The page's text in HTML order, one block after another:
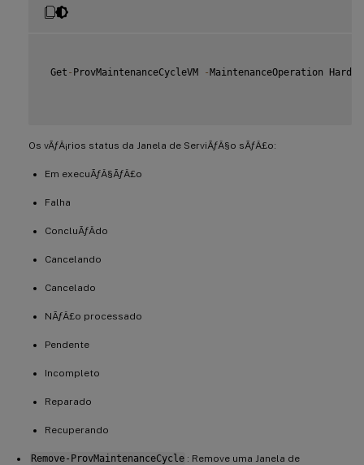
Get - ProvMaintenanceCycleVM -MaintenanceOperation
Os vÃƒÂ¡rios status da Janela de ServiÃƒÂ§o sÃƒÂ£o:
Em execuÃƒÂ§ÃƒÂ£o
Falha
ConcluÃƒÂ­do
Cancelando
Cancelado
NÃƒÂ£o processado
Pendente
Incompleto
Reparado
Recuperando
Remove-ProvMaintenanceCycle : Remove uma Janela de